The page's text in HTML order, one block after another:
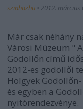
szinhazhu • 2012. március
Már csak néhány
Városi Múzeum "
Gödöllőn című
2012-es gödöllői
Hölgyek
és egyben a
nyitórendezvénye.